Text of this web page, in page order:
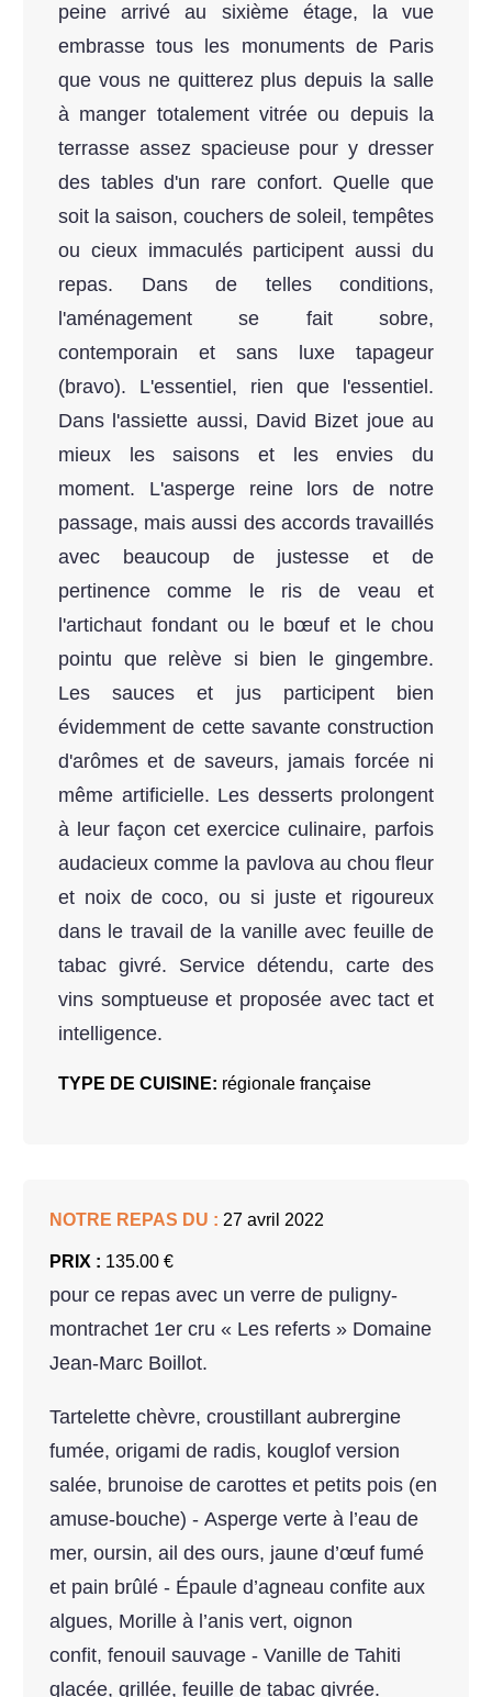
peine arrivé au sixième étage, la vue
embrasse tous les monuments de Paris
que vous ne quitterez plus depuis la salle
à manger totalement vitrée ou depuis la
terrasse assez spacieuse pour y dresser
des tables d'un rare confort. Quelle que
soit la saison, couchers de soleil, tempêtes
ou cieux immaculés participent aussi du
repas. Dans de telles conditions,
l'aménagement se fait sobre,
contemporain et sans luxe tapageur
(bravo). L'essentiel, rien que l'essentiel.
Dans l'assiette aussi, David Bizet joue au
mieux les saisons et les envies du
moment. L'asperge reine lors de notre
passage, mais aussi des accords travaillés
avec beaucoup de justesse et de
pertinence comme le ris de veau et
l'artichaut fondant ou le bœuf et le chou
pointu que relève si bien le gingembre.
Les sauces et jus participent bien
évidemment de cette savante construction
d'arômes et de saveurs, jamais forcée ni
même artificielle. Les desserts prolongent
à leur façon cet exercice culinaire, parfois
audacieux comme la pavlova au chou fleur
et noix de coco, ou si juste et rigoureux
dans le travail de la vanille avec feuille de
tabac givré. Service détendu, carte des
vins somptueuse et proposée avec tact et
intelligence.
TYPE DE CUISINE: régionale française
NOTRE REPAS DU : 27 avril 2022
PRIX : 135.00 €
pour ce repas avec un verre de puligny-
montrachet 1er cru « Les referts » Domaine
Jean-Marc Boillot.
Tartelette chèvre, croustillant aubrergine
fumée, origami de radis, kouglof version
salée, brunoise de carottes et petits pois (en
amuse-bouche) - Asperge verte à l’eau de
mer, oursin, ail des ours, jaune d’œuf fumé
et pain brûlé - Épaule d’agneau confite aux
algues, Morille à l’anis vert, oignon
confit, fenouil sauvage - Vanille de Tahiti
glacée, grillée, feuille de tabac givrée.